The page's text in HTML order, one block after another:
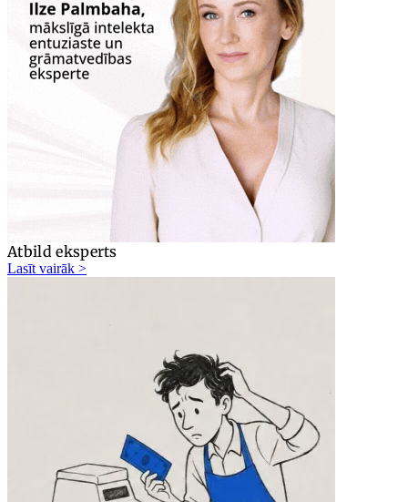
Atbild eksperts
Lasīt vairāk >